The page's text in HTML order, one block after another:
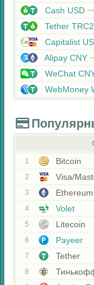
Cash USD
Tether
Capitalist
Alipay CNY
WeChat
WebMoney
1 Bitcoin
2 Visa/
3 Ethereum
4 Volet
5 Litecoin
6 Payeer
7 Tether
8